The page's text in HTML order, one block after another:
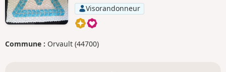
Visorandonneur
Commune : Orvault (44700)